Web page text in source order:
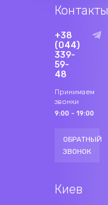
Контакты
+38
(044)
339-
59-
48
Принимаем
звонки
9:00 - 19:00
ОБРАТНЫЙ
ЗВОНОК
Киев